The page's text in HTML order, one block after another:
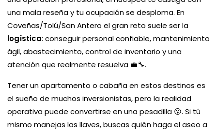
una mala reseña y tu ocupación se desploma. En
Coveñas/Tolú/San Antero el gran reto suele ser la
logística: conseguir personal confiable, mantenimiento
ágil, abastecimiento, control de inventario y una
atención que realmente resuelva 💼🔧.
Tener un apartamento o cabaña en estos destinos es
el sueño de muchos inversionistas, pero la realidad
operativa puede convertirse en una pesadilla 😵. Si tú
mismo manejas las llaves, buscas quién haga el aseo a